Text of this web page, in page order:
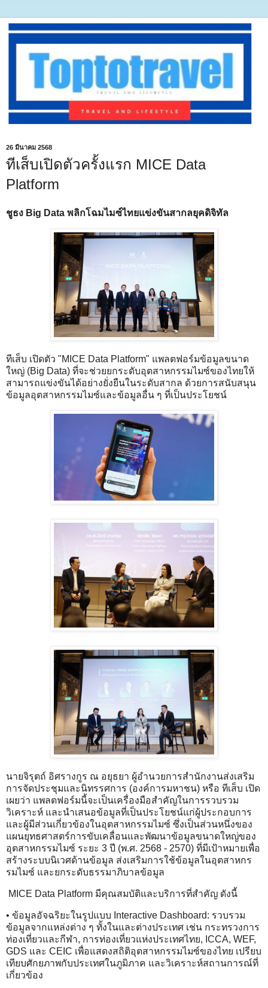
26 มีนาคม 2568
ทีเส็บเปิดตัวครั้งแรก MICE Data
Platform
ชูธง Big Data พลิกโฉมไมซ์ไทยแข่งขันสากลยุคดิจิทัล
ทีเส็บ เปิดตัว "MICE Data Platform" แพลตฟอร์มข้อมูลขนาด
ใหญ่ (Big Data) ที่จะช่วยยกระดับอุตสาหกรรมไมซ์ของไทยให้
สามารถแข่งขันได้อย่างยั่งยืนในระดับสากล ด้วยการสนับสนุน
ข้อมูลอุตสาหกรรมไมซ์และข้อมูลอื่น ๆ ที่เป็นประโยชน์
นายจิรุตถ์ อิศรางกูร ณ อยุธยา ผู้อำนวยการสำนักงานส่งเสริม
การจัดประชุมและนิทรรศการ (องค์การมหาชน) หรือ ทีเส็บ เปิด
เผยว่า แพลตฟอร์มนี้จะเป็นเครื่องมือสำคัญในการรวบรวม
วิเคราะห์ และนำเสนอข้อมูลที่เป็นประโยชน์แก่ผู้ประกอบการ
และผู้มีส่วนเกี่ยวข้องในอุตสาหกรรมไมซ์ ซึ่งเป็นส่วนหนึ่งของ
แผนยุทธศาสตร์การขับเคลื่อนและพัฒนาข้อมูลขนาดใหญ่ของ
อุตสาหกรรมไมซ์ ระยะ 3 ปี (พ.ศ. 2568 - 2570) ที่มีเป้าหมายเพื่อ
สร้างระบบนิเวศด้านข้อมูล ส่งเสริมการใช้ข้อมูลในอุตสาหกร
รมไมซ์ และยกระดับธรรมาภิบาลข้อมูล
MICE Data Platform มีคุณสมบัติและบริการที่สำคัญ ดังนี้
• ข้อมูลอัจฉริยะในรูปแบบ Interactive Dashboard: รวบรวม
ข้อมูลจากแหล่งต่าง ๆ ทั้งในและต่างประเทศ เช่น กระทรวงการ
ท่องเที่ยวและกีฬา, การท่องเที่ยวแห่งประเทศไทย, ICCA, WEF,
GDS และ CEIC เพื่อแสดงสถิติอุตสาหกรรมไมซ์ของไทย เปรียบ
เทียบศักยภาพกับประเทศในภูมิภาค และวิเคราะห์สถานการณ์ที่
เกี่ยวข้อง